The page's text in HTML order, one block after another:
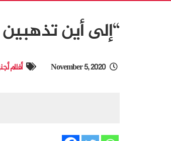
“إلى أين
November 5, 2020 أفلام